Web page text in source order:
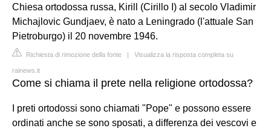
Chiesa ortodossa russa, Kirill (Cirillo I) al secolo Vladimir
Michajlovic Gundjaev, è nato a Leningrado (l'attuale San
Pietroburgo) il 20 novembre 1946.
Richiesta di rimozione della fonte | Visualizza la risposta completa su
rainews.it
Come si chiama il prete nella religione ortodossa?
I preti ortodossi sono chiamati "Pope" e possono essere
ordinati anche se sono sposati, a differenza dei vescovi e